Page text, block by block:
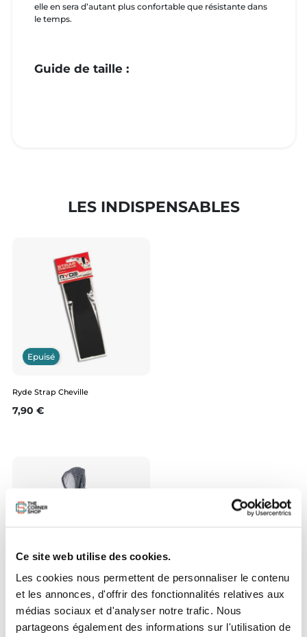
Ce site web utilise des cookies.
Les cookies nous permettent de personnaliser le contenu
et les annonces, d'offrir des fonctionnalités relatives aux
médias sociaux et d'analyser notre trafic. Nous
partageons également des informations sur l'utilisation de
elle en sera d’autant plus confortable que résistante dans
le temps.
Guide de taille :
LES INDISPENSABLES
Epuisé
Ryde Strap Cheville
Prix
7,90 €
Epuisé
After Poncho Waves Anthra
Prix
59,95 €